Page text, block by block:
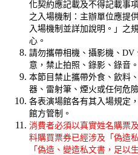
化契約應記載及不得記載事
之入場機制：主辦單位應提
入場機制並詳加說明。」之
心。
請勿攜帶相機、攝影機、DV
意，禁止拍照、錄影、錄音。
本節目禁止攜帶外食、飲料
器、雷射筆、煙火或任何危
各表演場館各有其入場規定
館方管制。
消費者必須以真實姓名購票
料購買票券已經涉及「偽造
「偽造、變造私文書，足以